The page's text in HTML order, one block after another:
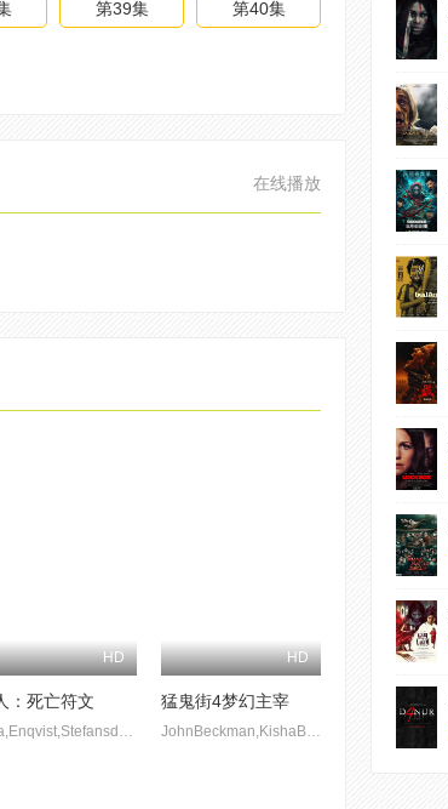
第39集 第40集
在线播放
HD
：死亡符文
Moa,Enqvist,Stefansdotter,Yohanna,Idha,Viva,Östervall,Lyngbrant,Andreas,Rylander,Peter,Mörlin,Urban,Bergsten,Andrea,Larsdotter,Tommi,Korkeamäki
HD
猛鬼街4梦幻主宰
JohnBeckman,KishaBrackel,布鲁克·邦迪,WandaBursey,HopeMarieCarlton,KristenClayton,DuaneDavis,罗德尼·伊士曼,罗伯特·英格兰德,RichardGarrison,DannyHassel,LisaWilcox,屈丝苔·奈特,JeffLevine,JoannaLipari